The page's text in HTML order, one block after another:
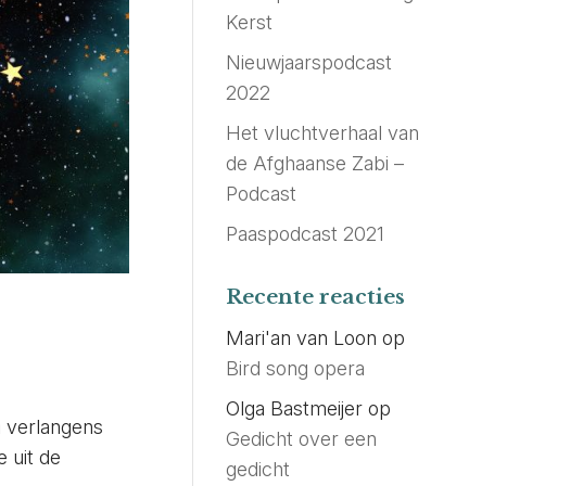
verlangens
uit de
Kerst
Nieuwjaarspodcast
2022
Het vluchtverhaal van
de Afghaanse Zabi –
Podcast
Paaspodcast 2021
Recente reacties
Mari'an van Loon op
Bird song opera
Olga Bastmeijer op
Gedicht over een
gedicht